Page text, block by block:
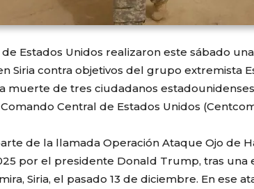
Estados Unidos realizaron este sábado
Siria contra objetivos del grupo extremista
muerte de tres ciudadanos
Central de Estados Unidos
de la llamada Operación Ataque Ojo de
por el presidente Donald Trump, tras una
Siria, el pasado 13 de diciembre. En ese